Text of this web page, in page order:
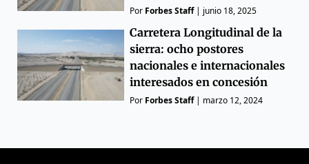
Por Forbes Staff| junio 18, 2025
Carretera Longitudinal de la
sierra: ocho postores
nacionales e internacionales
interesados en concesión
Por Forbes Staff| marzo 12, 2024